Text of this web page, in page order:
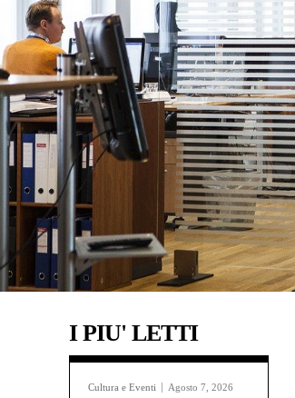
I PIU' LETTI
Cultura e Eventi Agosto 7, 2026